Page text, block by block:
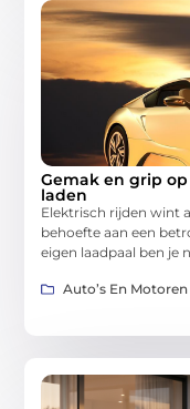
Gemak en grip
laden
Elektrisch rijden wint
behoefte aan een
eigen laadpaal ben je
Auto’s En Motoren